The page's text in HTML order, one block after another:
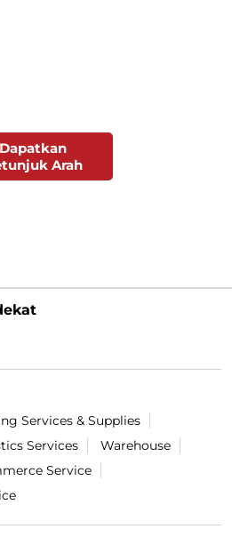
Dapatkan
Arah
Services & Supplies
Services
Warehouse
Service